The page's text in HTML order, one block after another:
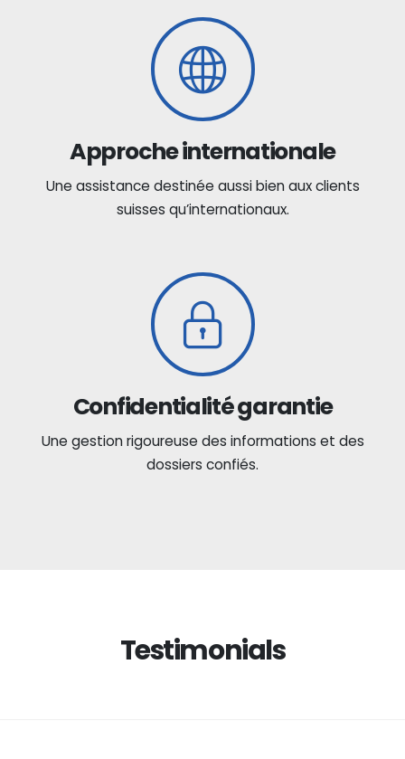
Approche internationale
Une assistance destinée aussi bien aux clients
suisses qu’internationaux.
Confidentialité garantie
Une gestion rigoureuse des informations et des
dossiers confiés.
Testimonials